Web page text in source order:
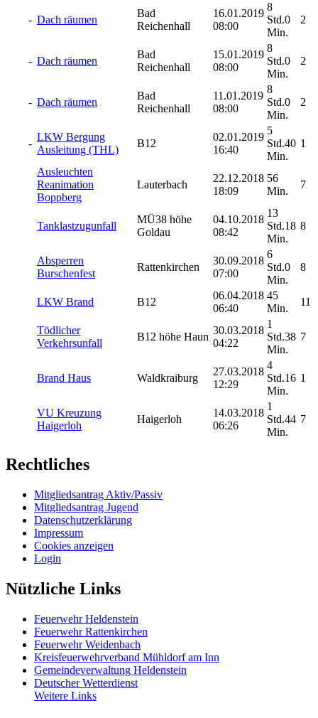
- Dach räumen
Bad
Reichenhall
16.01.2019
08:00
8
Std.0
Min.
2
- Dach räumen
Bad
Reichenhall
15.01.2019
08:00
8
Std.0
Min.
2
- Dach räumen
Bad
Reichenhall
11.01.2019
08:00
8
Std.0
Min.
2
-
LKW Bergung
Ausleitung (THL)
B12
02.01.2019
16:40
5
Std.40
Min.
1
Ausleuchten
Reanimation
Boppberg
Lauterbach
22.12.2018
18:09
56
Min.
7
Tanklastzugunfall
MÜ38 höhe
Goldau
04.10.2018
08:42
13
Std.18
Min.
8
Absperren
Burschenfest
Rattenkirchen
30.09.2018
07:00
6
Std.0
Min.
8
LKW Brand B12
06.04.2018
06:40
45
Min.
11
Tödlicher
Verkehrsunfall
B12 höhe Haun
30.03.2018
04:22
1
Std.38
Min.
7
Brand Haus Waldkraiburg
27.03.2018
12:29
4
Std.16
Min.
1
VU Kreuzung
Haigerloh
Haigerloh
14.03.2018
06:26
1
Std.44
Min.
7
Rechtliches
Mitgliedsantrag Aktiv/Passiv
Mitgliedsantrag Jugend
Datenschutzerklärung
Impressum
Cookies anzeigen
Login
Nützliche Links
Feuerwehr Heldenstein
Feuerwehr Rattenkirchen
Feuerwehr Weidenbach
Kreisfeuerwehrverband Mühldorf am Inn
Gemeindeverwaltung Heldenstein
Deutscher Wetterdienst
Weitere Links